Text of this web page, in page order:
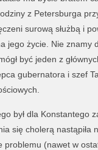
z Petersburga
surową służbą i
jego życie. Nie znamy
być jeden z
gubernatora i szef
był dla Konstantego
się cholerą nastąpiła
problemu (nawet w